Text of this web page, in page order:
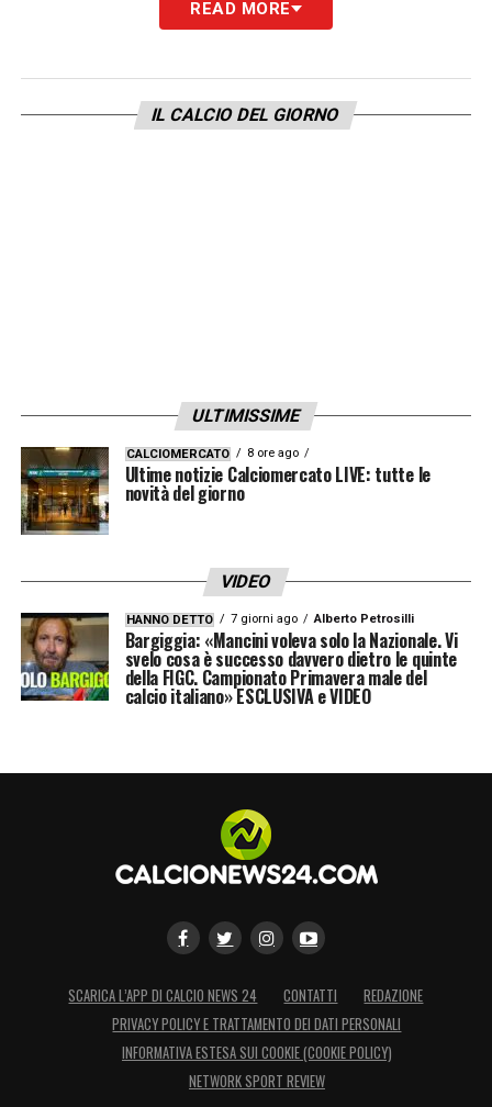
match contro la Salernitana, terminato in
LA PLAYLIST DELLE NOSTRE TOP NEWS
READ MORE
IL CALCIO DEL GIORNO
ULTIMISSIME
CALCIOMERCATO 8 ore ago
Ultime notizie Calciomercato LIVE: tutte le
novità del giorno
VIDEO
HANNO DETTO 7 giorni ago Alberto Petrosilli
Bargiggia: «Mancini voleva solo la Nazionale. Vi
svelo cosa è successo davvero dietro le quinte
della FIGC. Campionato Primavera male del
calcio italiano» ESCLUSIVA e VIDEO
SCARICA L’APP DI CALCIO NEWS 24 CONTATTI
REDAZIONE
PRIVACY POLICY E TRATTAMENTO DEI DATI PERSONALI
INFORMATIVA ESTESA SUI COOKIE (COOKIE POLICY)
NETWORK SPORT REVIEW